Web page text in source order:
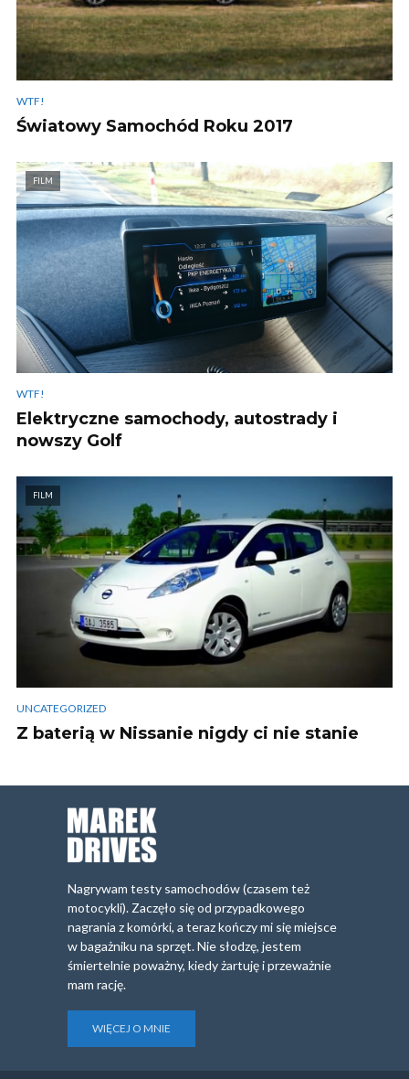
WTF!
Światowy Samochód Roku 2017
FILM
WTF!
Elektryczne samochody, autostrady i
nowszy Golf
FILM
UNCATEGORIZED
Z baterią w Nissanie nigdy ci nie stanie
Nagrywam testy samochodów (czasem też
motocykli). Zaczęło się od przypadkowego
nagrania z komórki, a teraz kończy mi się miejsce
w bagażniku na sprzęt. Nie słodzę, jestem
śmiertelnie poważny, kiedy żartuję i przeważnie
mam rację.
WIĘCEJ O MNIE